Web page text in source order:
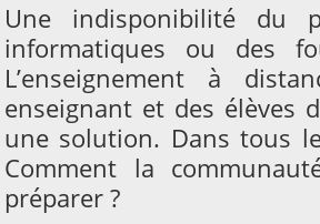
Une indisponibilité du
informatiques ou des
L’enseignement à
enseignant et des élèves
une solution. Dans tous
Comment la
préparer ?